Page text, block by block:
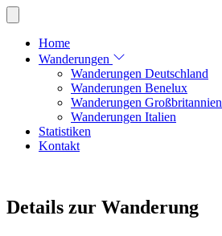
Home
Wanderungen
Wanderungen Deutschland
Wanderungen Benelux
Wanderungen Großbritannien
Wanderungen Italien
Statistiken
Kontakt
Details zur Wanderung